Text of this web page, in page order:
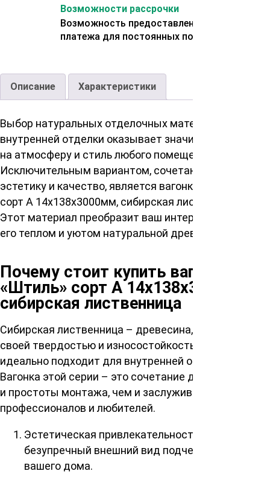
Возможности рассрочки
Возможность предоставления отсрочки
платежа для постоянных покупателей.
Описание Характеристики
Выбор натуральных отделочных материалов для
внутренней отделки оказывает значимое влияние
на атмосферу и стиль любого помещения.
Исключительным вариантом, сочетающим в себе
эстетику и качество, является вагонка «Штиль»
сорт А 14х138х3000мм, сибирская лиственница.
Этот материал преобразит ваш интерьер, наполнив
его теплом и уютом натуральной древесины.
Почему стоит купить вагонку
«Штиль» сорт А 14х138х3000мм,
сибирская лиственница
Сибирская лиственница – древесина, известная
своей твердостью и износостойкостью, она
идеально подходит для внутренней отделки.
Вагонка этой серии – это сочетание долговечности
и простоты монтажа, чем и заслуживает признание
профессионалов и любителей.
Эстетическая привлекательность –
безупречный внешний вид подчеркнет красоту
вашего дома.